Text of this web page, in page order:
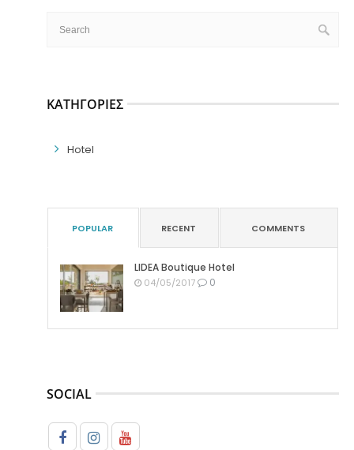
ΚΑΤΗΓΟΡΊΕΣ
Hotel
POPULAR RECENT COMMENTS
LIDEA Boutique Hotel
04/05/2017 0
SOCIAL